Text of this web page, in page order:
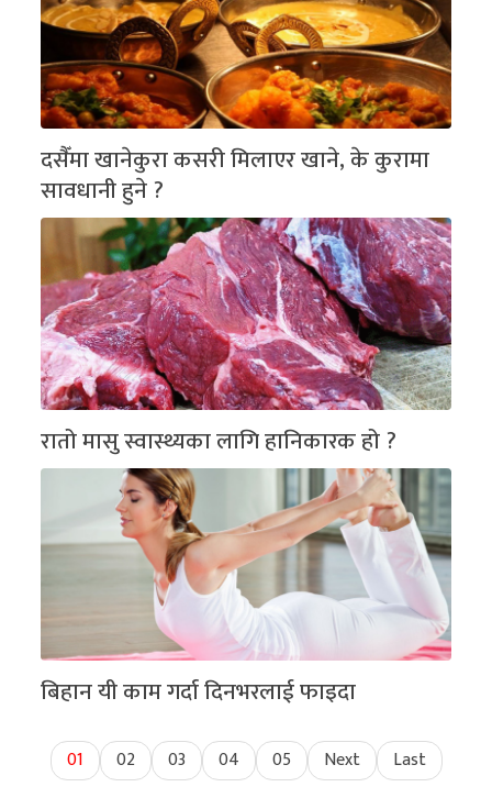
दसैँमा खानेकुरा कसरी मिलाएर खाने, के कुरामा
सावधानी हुने ?
रातो मासु स्वास्थ्यका लागि हानिकारक हो ?
बिहान यी काम गर्दा दिनभरलाई फाइदा
01 02 03 04 05 Next Last